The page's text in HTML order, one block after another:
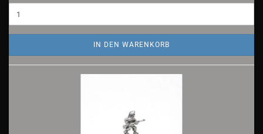
IN DEN WARENKORB